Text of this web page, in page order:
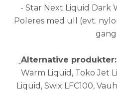
- Star Next Liquid Dark
Poleres med ull (evt.
Alternative produkter:
Warm Liquid, Toko Jet
Liquid, Swix LFC100,